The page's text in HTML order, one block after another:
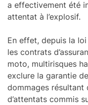
a effectivement été
attentat à l’explosif.
En effet, depuis la
les contrats
moto, multirisques
exclure la garantie
dommages résultant
d’attentats commis